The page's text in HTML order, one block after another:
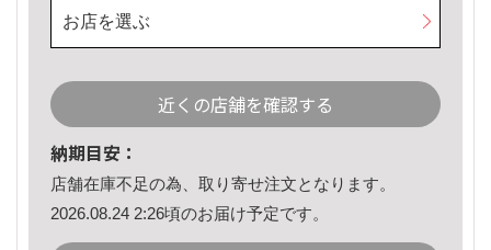
お店を選ぶ
近くの店舗を確認する
納期目安：
店舗在庫不足の為、取り寄せ注文となります。
2026.08.24 2:26頃のお届け予定です。